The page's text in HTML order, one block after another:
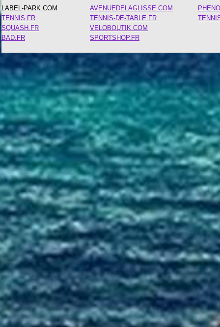
LABEL-PARK.COM
TENNIS.FR
SQUASH.FR
BAD.FR
AVENUEDELAGLISSE.COM
TENNIS-DE-TABLE.FR
VELOBOUTIK.COM
SPORTSHOP.FR